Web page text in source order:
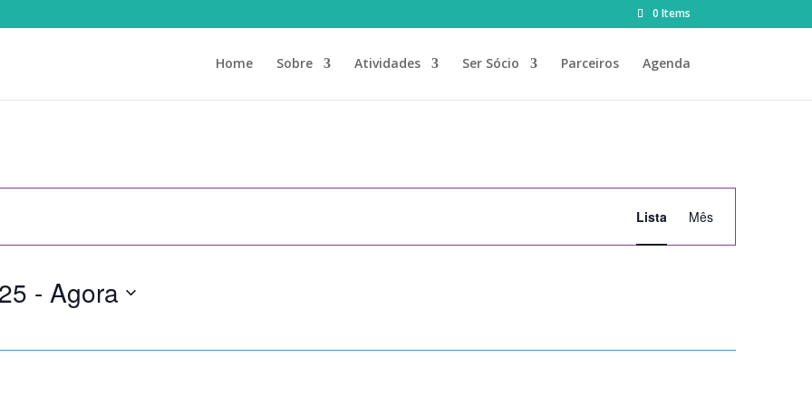
0 Items
Home Sobre Atividades Ser Sócio Parceiros Agenda
Navegação
de
visualização
Lista Mês
- Agora